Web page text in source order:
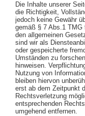
Die Inhalte unserer
die Richtigkeit,
jedoch keine Gewähr
gemäß § 7 Abs.1 TMG
den allgemeinen
sind wir als
oder gespeicherte
Umständen zu
hinweisen.
Nutzung von
bleiben hiervon
erst ab dem Zeitpunkt
Rechtsverletzung
entsprechenden
umgehend entfernen.